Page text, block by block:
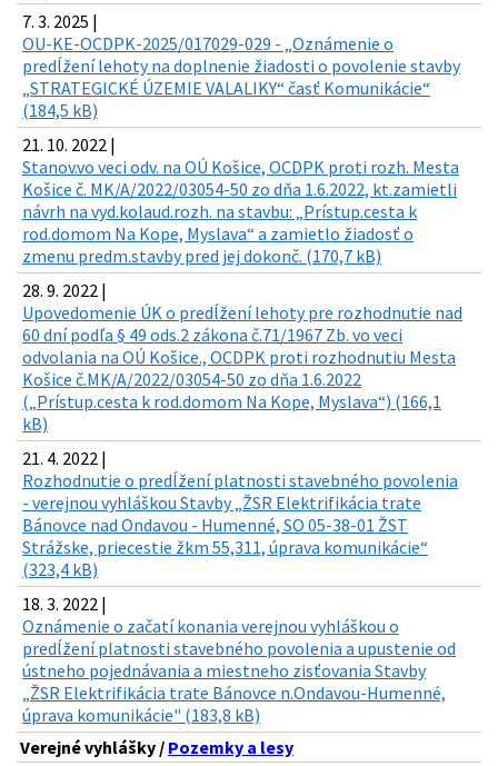
7. 3. 2025 |
OU-KE-OCDPK-2025/017029-029 - „Oznámenie o
predĺžení lehoty na doplnenie žiadosti o povolenie stavby
„STRATEGICKÉ ÚZEMIE VALALIKY“ časť Komunikácie“
(184,5 kB)
21. 10. 2022 |
Stanov.vo veci odv. na OÚ Košice, OCDPK proti rozh. Mesta
Košice č. MK/A/2022/03054-50 zo dňa 1.6.2022, kt.zamietli
návrh na vyd.kolaud.rozh. na stavbu: „Prístup.cesta k
rod.domom Na Kope, Myslava“ a zamietlo žiadosť o
zmenu predm.stavby pred jej dokonč. (170,7 kB)
28. 9. 2022 |
Upovedomenie ÚK o predĺžení lehoty pre rozhodnutie nad
60 dní podľa § 49 ods.2 zákona č.71/1967 Zb. vo veci
odvolania na OÚ Košice., OCDPK proti rozhodnutiu Mesta
Košice č.MK/A/2022/03054-50 zo dňa 1.6.2022
(„Prístup.cesta k rod.domom Na Kope, Myslava“) (166,1
kB)
21. 4. 2022 |
Rozhodnutie o predĺžení platnosti stavebného povolenia
- verejnou vyhláškou Stavby „ŽSR Elektrifikácia trate
Bánovce nad Ondavou - Humenné, SO 05-38-01 ŽST
Strážske, priecestie žkm 55,311, úprava komunikácie“
(323,4 kB)
18. 3. 2022 |
Oznámenie o začatí konania verejnou vyhláškou o
predĺžení platnosti stavebného povolenia a upustenie od
ústneho pojednávania a miestneho zisťovania Stavby
„ŽSR Elektrifikácia trate Bánovce n.Ondavou-Humenné,
úprava komunikácie" (183,8 kB)
Verejné vyhlášky / Pozemky a lesy